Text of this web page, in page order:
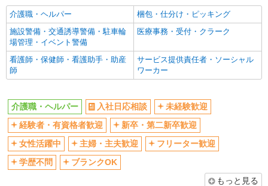
高収入・高額
ボーナス・賞与あり
昇給あり
完全週休2日制
フルタイム歓迎
駅直結・駅チカ
車通勤OK
バイク通勤OK
自転車通勤OK
社会保険あり
産休・育休取得実績あり
退職金・財形貯蓄制度あり
各種手当（家族・役職・インセン
ティブなど）あり
制服貸与
資格取得支援制度あり
介護職・ヘルパー
梱包・仕分け・ピッキング
施設警備・交通誘導警備・駐車輪
場管理・イベント警備
医療事務・受付・クラーク
看護師・保健師・看護助手・助産
師
サービス提供責任者・ソーシャル
ワーカー
介護職・ヘルパー 入社日応相談
未経験歓迎
経験者・有資格者歓迎
新卒・第二新卒歓迎
女性活躍中
主婦・主夫歓迎
フリーター歓迎
学歴不問
ブランクOK
もっと見る